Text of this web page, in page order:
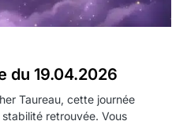
du 19.04.2026
Taureau, cette journée
stabilité retrouvée. Vous